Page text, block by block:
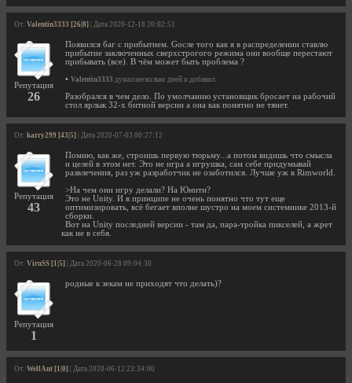
От: Valentin3333 [26|8] | Дата 2020-12-18 20:02:51
Репутация
26
Появился баг с прибытием. Gосле того как я в распределении ставлю
прибытие заключенных сверхстрогого режима они вообще перестают
прибывать (все). В чём может быть проблема ?
• Valentin3333 думал несколько дней и добавил:
Разобрался в чем дело. По умолчанию установщик бросает на рабочий
стол ярлык 32-х битной версии а она как понятно не тянет.
От: karry299 [43|5] | Дата 2020-07-03 00:27:12
Репутация
43
Помню, как же, строишь первую тюрьму...а потом видишь что смысла
и целей в этом нет. Это не игра а игрушка, сам себе придумывай
развлечения, раз уж разработчик не озаботился. Лучше уж в Rimworld.
>На чем они игру делали? На Юнити?
Это не Unity. И в принципе не очень понятно что тут еще
оптимизировать, всё бегает вполне шустро на моем системнике 2013-й
сборки.
Вот на Unity последней версии - там да, пара-тройка пикселей, а жрет
как не в себя.
От: ViruSS [1|5] | Дата 2020-06-28 09:04:30
Репутация
1
родные к зекам не приходят что делать)?
От: WellAnt [1|0] | Дата 2020-06-12 23:34:00